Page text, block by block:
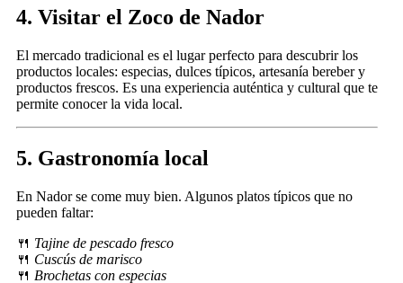
4. Visitar el Zoco de Nador
El mercado tradicional es el lugar perfecto para descubrir los
productos locales: especias, dulces típicos, artesanía bereber y
productos frescos. Es una experiencia auténtica y cultural que te
permite conocer la vida local.
5. Gastronomía local
En Nador se come muy bien. Algunos platos típicos que no
pueden faltar:
🍴 Tajine de pescado fresco
🍴 Cuscús de marisco
🍴 Brochetas con especias